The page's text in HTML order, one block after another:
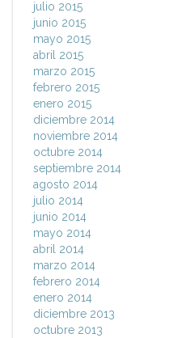
julio 2015
junio 2015
mayo 2015
abril 2015
marzo 2015
febrero 2015
enero 2015
diciembre 2014
noviembre 2014
octubre 2014
septiembre 2014
agosto 2014
julio 2014
junio 2014
mayo 2014
abril 2014
marzo 2014
febrero 2014
enero 2014
diciembre 2013
octubre 2013